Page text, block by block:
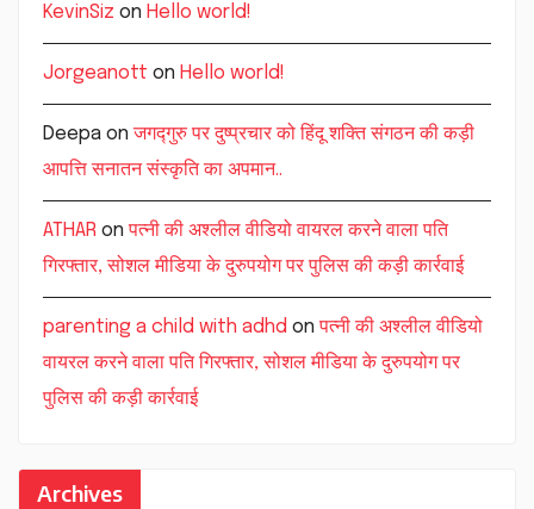
KevinSiz on Hello world!
Jorgeanott on Hello world!
Deepa onजगद्गुरु पर दुष्प्रचार को हिंदू शक्ति संगठन की कड़ी
आपत्ति सनातन संस्कृति का अपमान..
ATHAR onपत्नी की अश्लील वीडियो वायरल करने वाला पति
गिरफ्तार, सोशल मीडिया के दुरुपयोग पर पुलिस की कड़ी कार्रवाई
parenting a child with adhd onपत्नी की अश्लील वीडियो
वायरल करने वाला पति गिरफ्तार, सोशल मीडिया के दुरुपयोग पर
पुलिस की कड़ी कार्रवाई
Archives